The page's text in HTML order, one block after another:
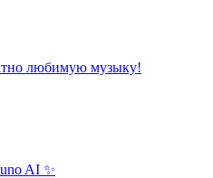
любимую музыку!
AI ✨